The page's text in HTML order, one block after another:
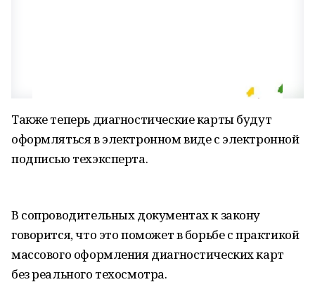
Также теперь диагностические карты будут
оформляться в электронном виде с электронной
подписью техэксперта.
В сопроводительных документах к закону
говорится, что это поможет в борьбе с практикой
массового оформления диагностических карт
без реального техосмотра.